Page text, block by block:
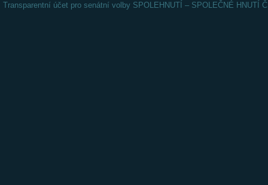
Transparentní účet pro senátní volby SPOLEHNUTÍ – SPOLEČNÉ HNUTÍ